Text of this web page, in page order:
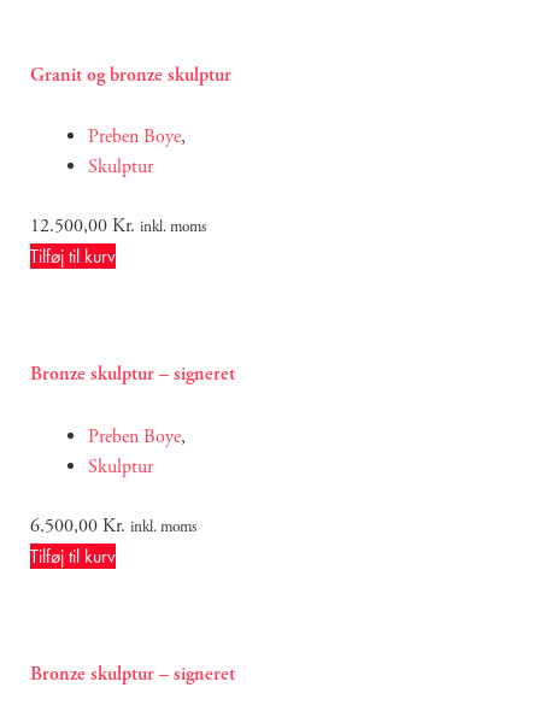
Granit og bronze skulptur
Preben Boye,
Skulptur
12.500,00Kr. inkl. moms
Tilføj til kurv
Bronze skulptur – signeret
Preben Boye,
Skulptur
6.500,00Kr. inkl. moms
Tilføj til kurv
Bronze skulptur – signeret